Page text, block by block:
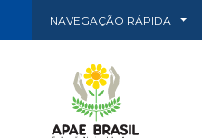
NAVEGAÇÃO RÁPIDA